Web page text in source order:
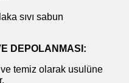
sıvı sabun
DEPOLANMASI:
olarak usulüne